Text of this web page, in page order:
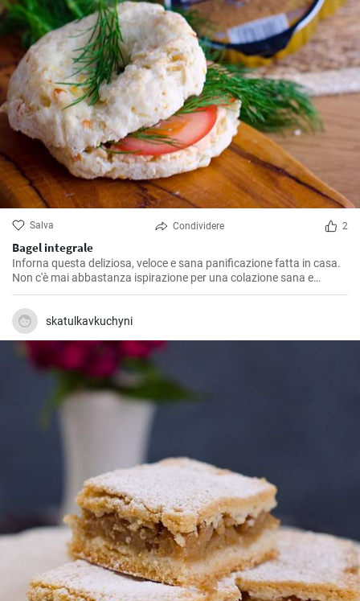
Salva Condividere 2
Bagel integrale
Inforna questa deliziosa, veloce e sana panificazione fatta in casa.
Non c'è mai abbastanza ispirazione per una colazione sana e
gustosa.
skatulkavkuchyni